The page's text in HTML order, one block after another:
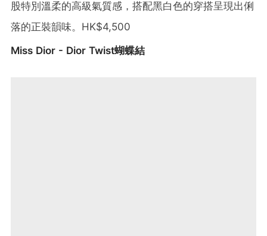
股特別溫柔的高級氣質感，搭配黑白色的穿搭呈現出俐
落的正裝韻味。HK$4,500
Miss Dior - Dior Twist蝴蝶結